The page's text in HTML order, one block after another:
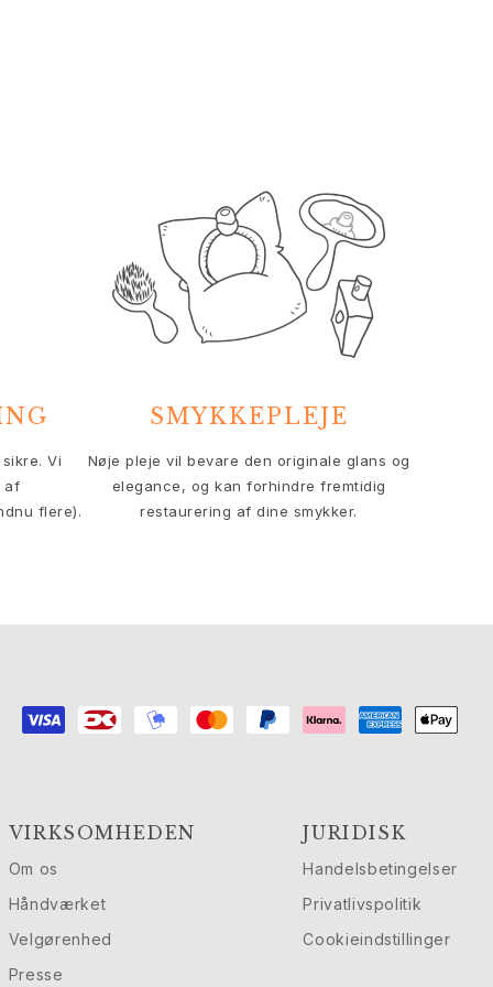
Vi
af
flere).
SMYKKEPLEJE
Nøje pleje vil bevare den originale glans og
elegance, og kan forhindre fremtidig
restaurering af dine smykker.
VIRKSOMHEDEN
Om os
Håndværket
Velgørenhed
Presse
JURIDISK
Handelsbetingelser
Privatlivspolitik
Cookieindstillinger